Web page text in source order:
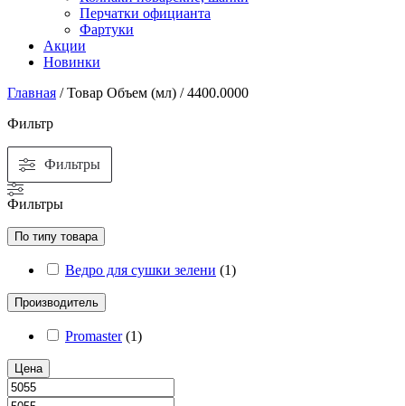
Перчатки официанта
Фартуки
Акции
Новинки
Главная / Товар Объем (мл) / 4400.0000
Фильтр
Фильтры
Фильтры
По типу товара
Ведро для сушки зелени (1)
Производитель
Promaster (1)
Цена